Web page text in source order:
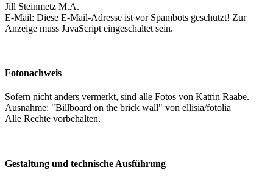
Jill Steinmetz M.A.
E-Mail: Diese E-Mail-Adresse ist vor Spambots geschützt! Zur
Anzeige muss JavaScript eingeschaltet sein.
Fotonachweis
Sofern nicht anders vermerkt, sind alle Fotos von Katrin Raabe.
Ausnahme: "Billboard on the brick wall" von ellisia/fotolia
Alle Rechte vorbehalten.
Gestaltung und technische Ausführung